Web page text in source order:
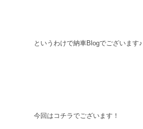
というわけで納車Blogでございます♪
今回はコチラでございます！